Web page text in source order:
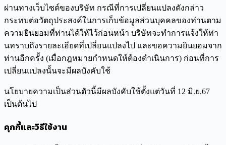
ผ่านทางเว็บไซต์ของบริษัท กรณีที่การเปลี่ยนแปลงดังกล่าว
กระทบต่อวัตถุประสงค์ในการเก็บข้อมูลส่วนบุคคลของท่านตาม
ความยินยอมที่ท่านได้ให้ไว้ก่อนหน้า บริษัทจะทำการแจ้งให้ท่า
นทราบถึงรายละเอียดที่เปลี่ยนแปลงไป และขอความยินยอมจาก
ท่านอีกครั้ง (เมื่อกฎหมายกำหนดให้ต้องดำเนินการ) ก่อนที่การ
เปลี่ยนแปลงนั้นจะมีผลบังคับใช้
นโยบายความเป็นส่วนตัวนี้มีผลบังคับใช้ตั้งแต่วันที่ 12 มิ.ย.67
เป็นต้นไป
คุกกี้และวิธีใช้งาน